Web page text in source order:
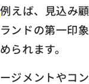
例えば、見込み
ンドの第一印
られます。
ジメントやコ